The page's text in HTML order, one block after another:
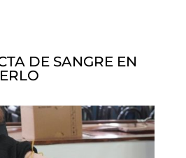
DE SANGRE EN